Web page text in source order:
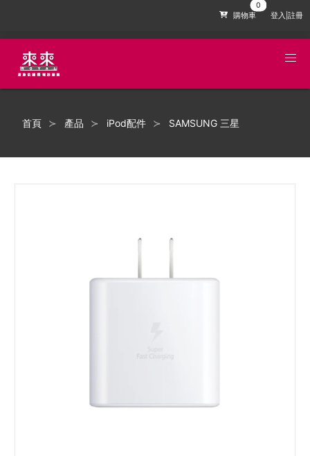
購物車 登入|註冊
首頁 產品 iPod配件 SAMSUNG 三星